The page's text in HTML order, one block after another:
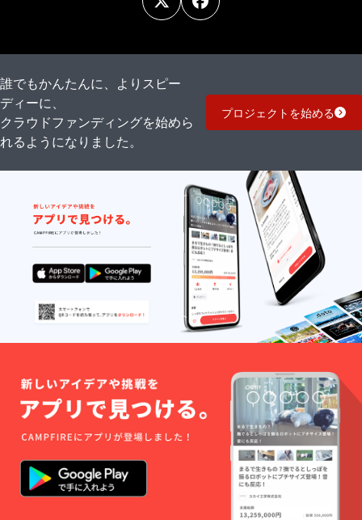
での配
ので、
予めご
了承下
さい。
かった
・入力
した住
所に誤
りが
あった
・住所
変更を
プロ
ジェク
ト実行
者へ連
絡しな
かった
誰でもかんたんに、よりスピー
ディーに、
クラウドファンディングを始めら
れるようになりました。
プロジェクトを始める